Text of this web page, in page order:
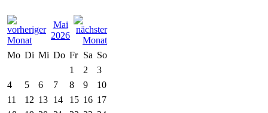
Mai
2026
Mo Di Mi Do Fr Sa So
1
2
3
4
5 6 7 8 9
10
11
12 13 14 15 16 17